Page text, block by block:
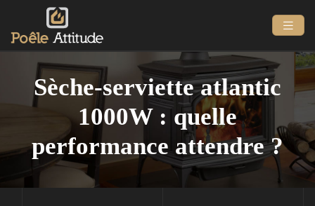
Sèche-serviette atlantic
1000W : quelle
performance attendre ?